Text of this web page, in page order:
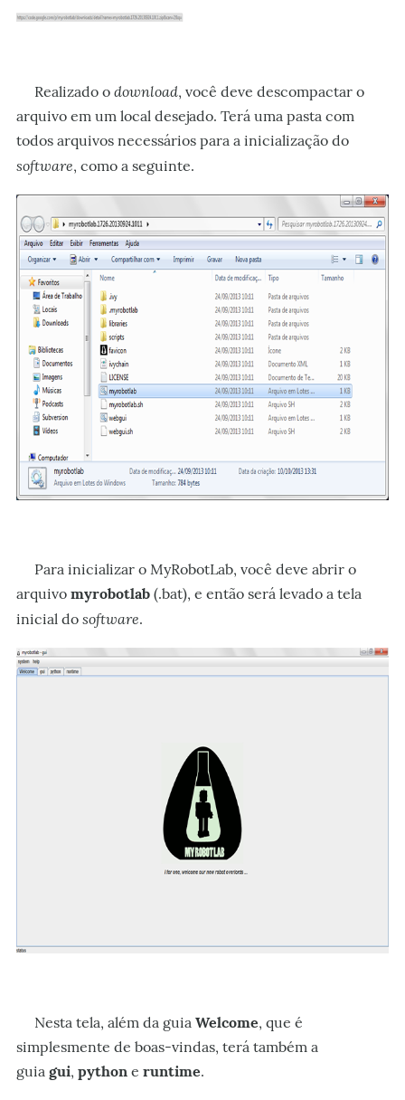
Realizado o download, você deve descompactar o
arquivo em um local desejado. Terá uma pasta com
todos arquivos necessários para a inicialização do
software, como a seguinte.
Para inicializar o MyRobotLab, você deve abrir o
arquivo myrobotlab (.bat), e então será levado a tela
inicial do software.
Nesta tela, além da guia Welcome, que é
simplesmente de boas-vindas, terá também a
guia gui, python e runtime.